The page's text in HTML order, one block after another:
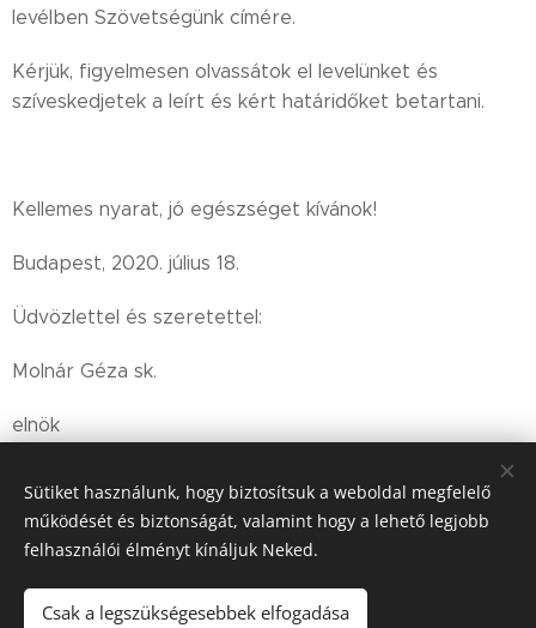
levélben Szövetségünk címére.
Kérjük, figyelmesen olvassátok el levelünket és
szíveskedjetek a leírt és kért határidőket betartani.
Kellemes nyarat, jó egészséget kívánok!
Budapest, 2020. július 18.
Üdvözlettel és szeretettel:
Molnár Géza sk.
elnök
Sütiket használunk, hogy biztosítsuk a weboldal megfelelő
működését és biztonságát, valamint hogy a lehető legjobb
felhasználói élményt kínáljuk Neked.
Csak a legszükségesebbek elfogadása